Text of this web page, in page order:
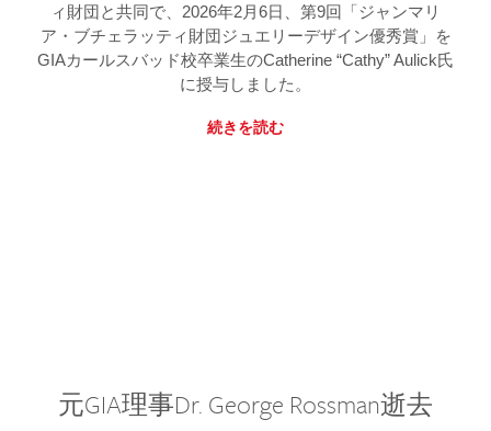
ィ財団と共同で、2026年2月6日、第9回「ジャンマリ
ア・ブチェラッティ財団ジュエリーデザイン優秀賞」を
GIAカールスバッド校卒業生のCatherine “Cathy” Aulick氏
に授与しました。
続きを読む
元GIA理事Dr. George Rossman逝去